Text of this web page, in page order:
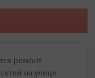
ремонт
на улице